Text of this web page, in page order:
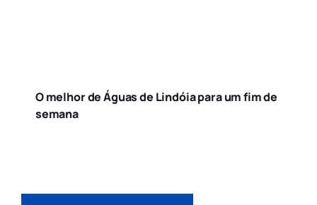
O melhor de Águas de Lindóia para um fim de
semana